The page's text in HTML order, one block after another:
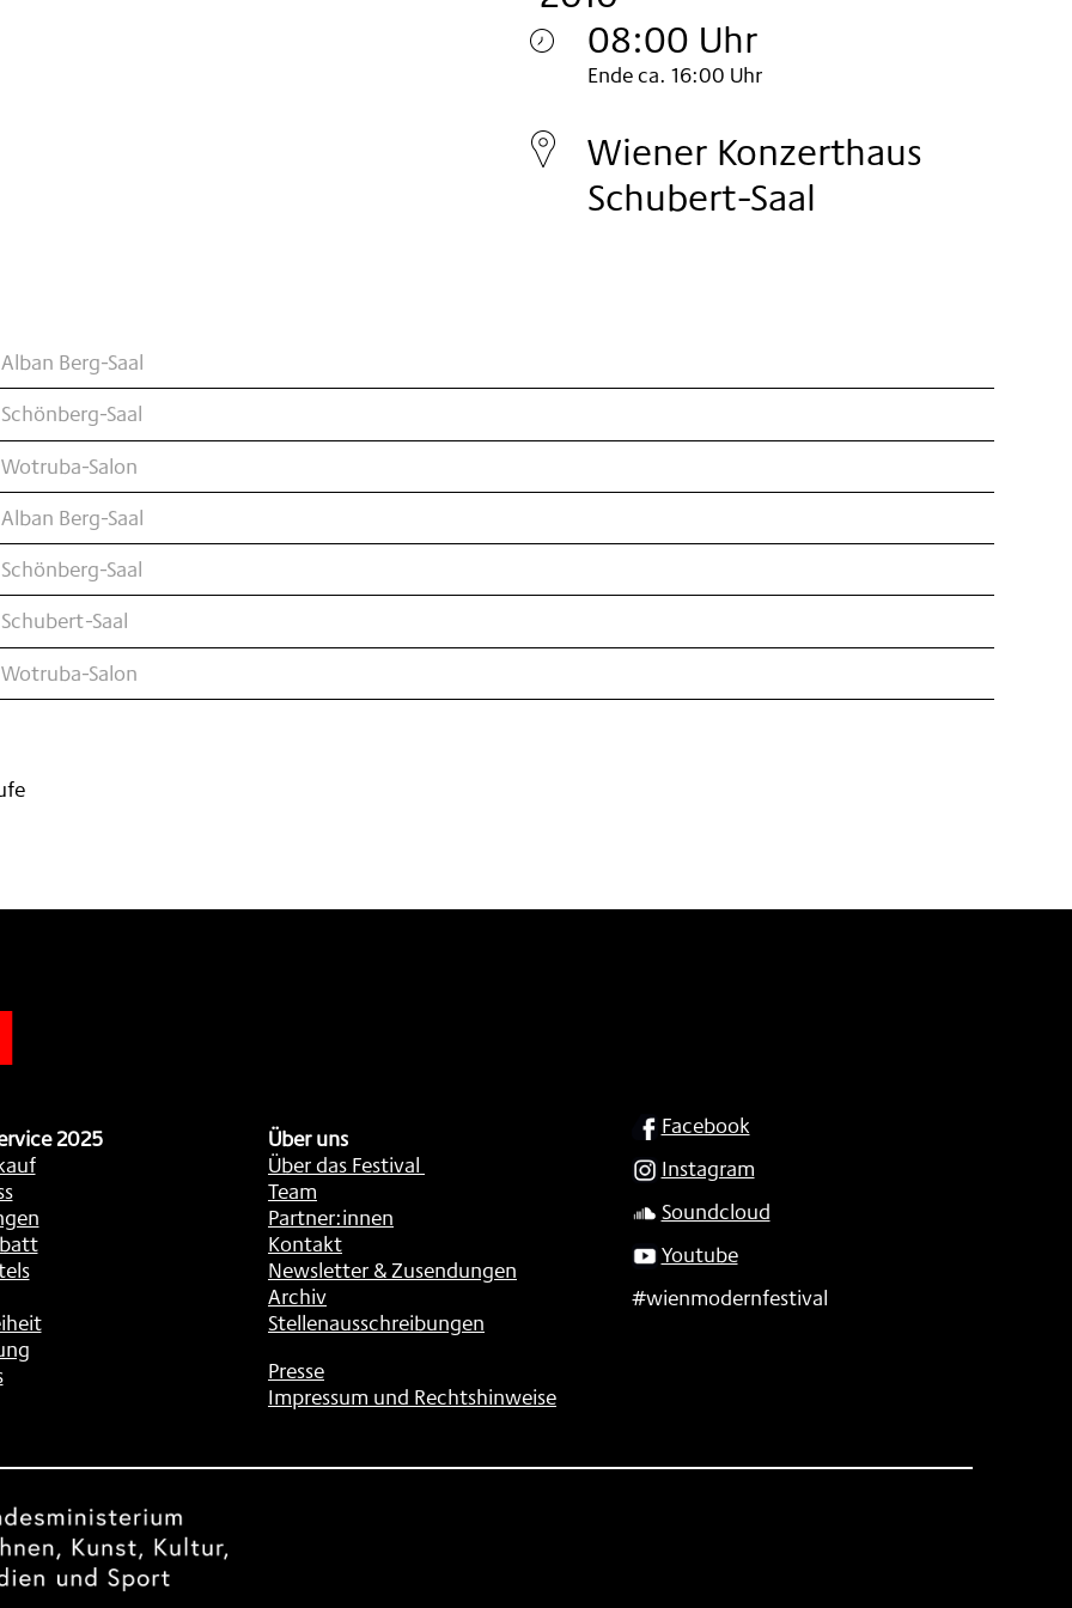
08:00 Uhr
Mittwoch
27.
Okt
2010
Ende ca. 16:00 Uhr
Wiener Konzerthaus
Schubert-Saal
Berg-Saal
Saal
Salon
Berg-Saal
Saal
Saal
Salon
2025
Über uns
Über das Festival
Team
Partner:innen
Kontakt
Newsletter & Zusendungen
Archiv
Stellenausschreibungen
Presse
Impressum und Rechtshinweise
SOCIAL
Facebook
Instagram
Soundcloud
Youtube
#wienmodernfestival